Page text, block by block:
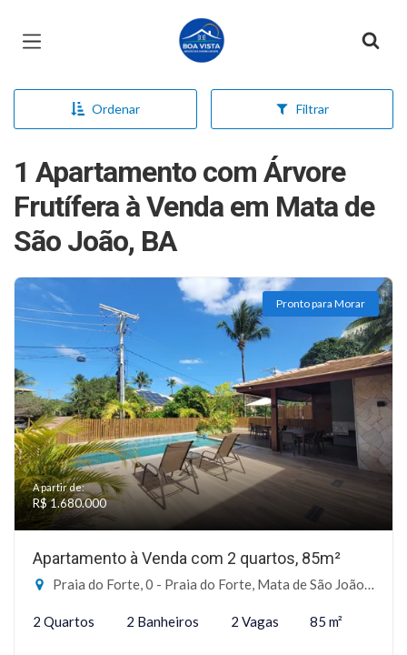
Página inicial
Ordenar Filtrar
1 Apartamento com Árvore
Frutífera à Venda em Mata de
São João, BA
Pronto para Morar
A partir de:
R$ 1.680.000
Apartamento à Venda com 2 quartos, 85m²
Praia do Forte, 0 - Praia do Forte, Mata de São João-BA
2 Quartos 2 Banheiros 2 Vagas 85 m²